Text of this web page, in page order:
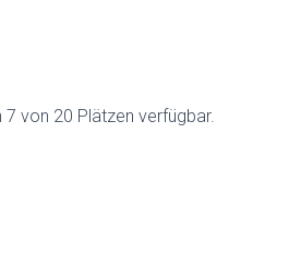
7 von 20 Plätzen verfügbar.